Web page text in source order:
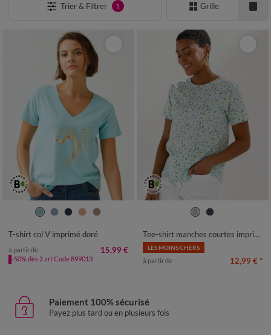
Trier & Filtrer 1 Grille
34/36 38/40 42/44 46/48
T-shirt col V imprimé doré
à partir de 15,99 €
-50% dès 2 art Code 899013
38/40 42/44
Tee-shirt manches courtes imprimé
LES MOINS CHERS
à partir de 12,99 € *
Paiement 100% sécurisé
Payez plus tard ou en plusieurs fois